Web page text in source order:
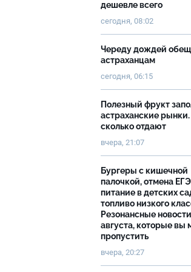
дешевле всего
сегодня, 08:02
Череду дождей
астраханцам
сегодня, 06:15
Полезный фрукт
астраханские рынки.
сколько отдают
вчера, 21:07
Бургеры с кишечной
палочкой, отмена
питание в детских
топливо низкого
Резонансные
августа, которые вы
пропустить
вчера, 20:27